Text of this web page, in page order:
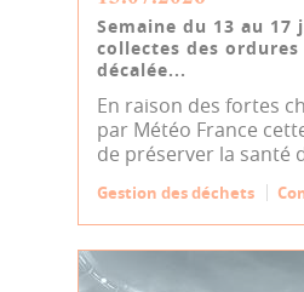
Semaine du 13 au 17
collectes des ordures
décalée...
En raison des fortes
par Météo France
de préserver la santé
Gestion des déchets